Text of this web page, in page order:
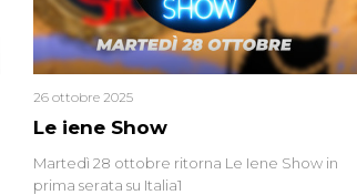
Le iene Show
26 ottobre 2025
Martedì 28 ottobre ritorna Le Iene Show in
prima serata su Italia1